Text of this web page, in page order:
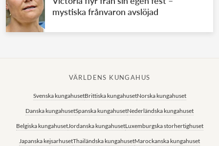
mystiska frånvaron avslöjad
VÄRLDENS KUNGAHUS
Svenska kungahusetBrittiska kungahusetNorska kungahuset
Danska kungahusetSpanska kungahusetNederländska kungahuset
Belgiska kungahusetJordanska kungahusetLuxemburgska storhertighuset
Japanska kejsarhusetThailändska kungahusetMarockanska kungahuset